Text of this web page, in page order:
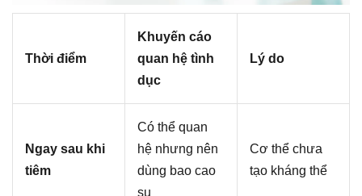
Thời điểm
Khuyến cáo
quan hệ tình
dục
Lý do
Ngay sau khi
tiêm
Có thể quan
hệ nhưng nên
dùng bao cao
su
Cơ thể chưa
tạo kháng thể